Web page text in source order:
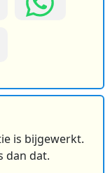
is bijgewerkt.
dan dat.